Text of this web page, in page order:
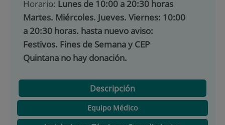
Horario: Lunes de 10:00 a 20:30 horas
Martes. Miércoles. Jueves. Viernes: 10:00
a 20:30 horas. hasta nuevo aviso:
Festivos. Fines de Semana y CEP
Quintana no hay donación.
Descripción
Equipo Médico